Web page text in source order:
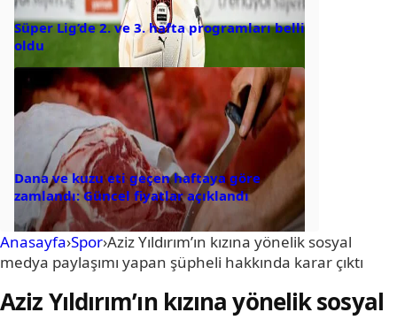
Süper Lig’de 2. ve 3. hafta programları belli
oldu
Dana ve kuzu eti geçen haftaya göre
zamlandı: Güncel fiyatlar açıklandı
Anasayfa›Spor›Aziz Yıldırım’ın kızına yönelik sosyal
medya paylaşımı yapan şüpheli hakkında karar çıktı
Aziz Yıldırım’ın kızına yönelik sosyal